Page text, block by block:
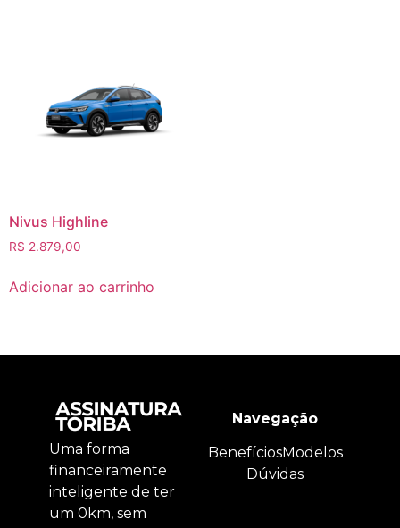
Nivus Highline
R$ 2.879,00
Adicionar ao carrinho
Uma forma
financeiramente
inteligente de ter
um 0km, sem
Navegação
BenefíciosModelos
Dúvidas